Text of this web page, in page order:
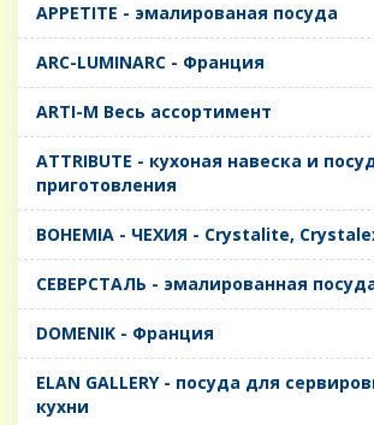
APPETITE - эмалированая посуда
ARC-LUMINARC - Франция
ARTI-M Весь ассортимент
ATTRIBUTE - кухоная навеска и
приготовления
BOHEMIA - ЧЕХИЯ - Crystalite,
CЕВЕРСТАЛЬ - эмалированная
DOMENIK - Франция
ELAN GALLERY - посуда для
кухни